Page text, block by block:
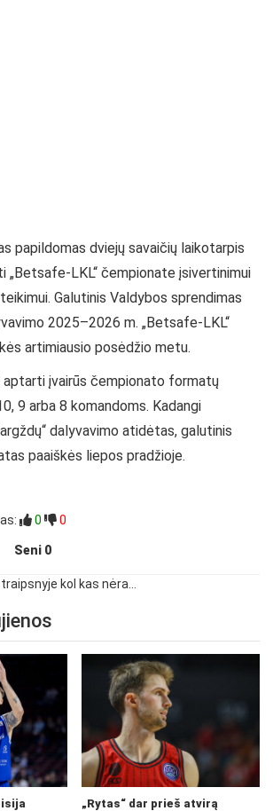
papildomas dviejų savaičių laikotarpis
„Betsafe-LKL“ čempionate įsivertinimui
Galutinis Valdybos sprendimas
2025–2026 m. „Betsafe-LKL“
artimiausio posėdžio metu.
įvairūs čempionato formatų
9 arba 8 komandoms. Kadangi
dalyvavimo atidėtas, galutinis
paaiškės liepos pradžioje.
0 0
Seni 0
kol kas nėra...
„Rytas“ dar prieš atvirą